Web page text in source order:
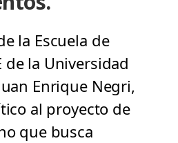
la Escuela de
de la Universidad
Enrique Negri,
al proyecto de
que busca